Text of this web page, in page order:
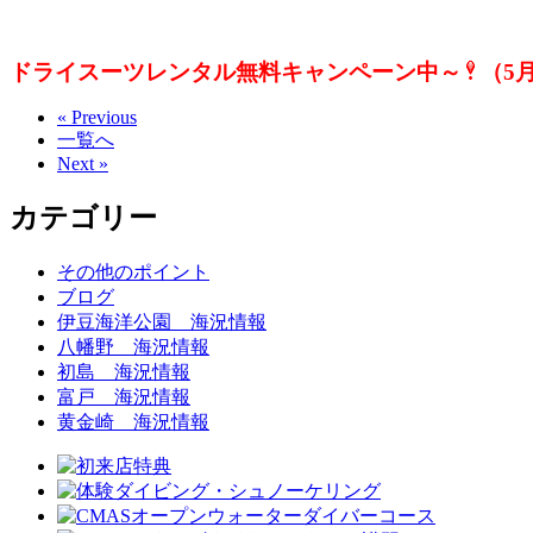
ドライスーツレンタル無料キャンペーン中～ （5
« Previous
一覧へ
Next »
カテゴリー
その他のポイント
ブログ
伊豆海洋公園 海況情報
八幡野 海況情報
初島 海況情報
富戸 海況情報
黄金崎 海況情報